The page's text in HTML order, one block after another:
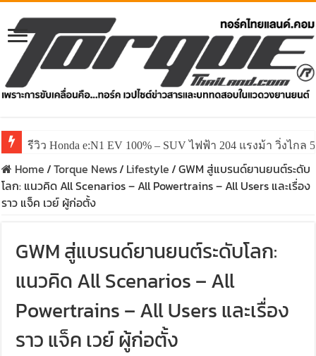
รีวิว Honda e:N1 EV 100% – SUV ไฟฟ้า 204 แรงม้า วิ่งไกล
Home/Torque News/ Lifestyle/GWM สู่แบรนด์ยานยนต์ระดับ
โลก: แนวคิด All Scenarios – All Powertrains – All Users และเรื่อง
ราว แจ็ค เวย์ ผู้ก่อตั้ง
GWM สู่แบรนด์ยานยนต์ระดับโลก:
แนวคิด All Scenarios – All
Powertrains – All Users และเรื่อง
ราว แจ็ค เวย์ ผู้ก่อตั้ง